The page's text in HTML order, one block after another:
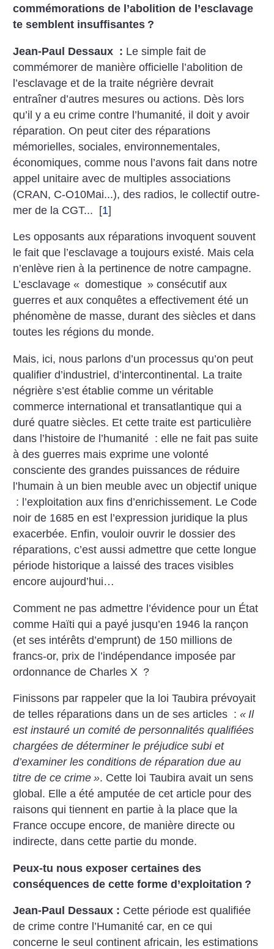
commémorations de l’abolition de l’esclavage
te semblent insuffisantes ?
Jean-Paul Dessaux : Le simple fait de
commémorer de manière officielle l’abolition de
l’esclavage et de la traite négrière devrait
entraîner d’autres mesures ou actions. Dès lors
qu’il y a eu crime contre l’humanité, il doit y avoir
réparation. On peut citer des réparations
mémorielles, sociales, environnementales,
économiques, comme nous l’avons fait dans notre
appel unitaire avec de multiples associations
(CRAN, C-O10Mai...), des radios, le collectif outre-
mer de la CGT... [1]
Les opposants aux réparations invoquent souvent
le fait que l’esclavage a toujours existé. Mais cela
n’enlève rien à la pertinence de notre campagne.
L’esclavage « domestique » consécutif aux
guerres et aux conquêtes a effectivement été un
phénomène de masse, durant des siècles et dans
toutes les régions du monde.
Mais, ici, nous parlons d’un processus qu’on peut
qualifier d’industriel, d’intercontinental. La traite
négrière s’est établie comme un véritable
commerce international et transatlantique qui a
duré quatre siècles. Et cette traite est particulière
dans l’histoire de l’humanité : elle ne fait pas suite
à des guerres mais exprime une volonté
consciente des grandes puissances de réduire
l’humain à un bien meuble avec un objectif unique
: l’exploitation aux fins d’enrichissement. Le Code
noir de 1685 en est l’expression juridique la plus
exacerbée. Enfin, vouloir ouvrir le dossier des
réparations, c’est aussi admettre que cette longue
période historique a laissé des traces visibles
encore aujourd’hui…
Comment ne pas admettre l’évidence pour un État
comme Haïti qui a payé jusqu’en 1946 la rançon
(et ses intérêts d’emprunt) de 150 millions de
francs-or, prix de l’indépendance imposée par
ordonnance de Charles X ?
Finissons par rappeler que la loi Taubira prévoyait
de telles réparations dans un de ses articles :« Il
est instauré un comité de personnalités qualifiées
chargées de déterminer le préjudice subi et
d’examiner les conditions de réparation due au
titre de ce crime ». Cette loi Taubira avait un sens
global. Elle a été amputée de cet article pour des
raisons qui tiennent en partie à la place que la
France occupe encore, de manière directe ou
indirecte, dans cette partie du monde.
Peux-tu nous exposer certaines des
conséquences de cette forme d’exploitation ?
Jean-Paul Dessaux : Cette période est qualifiée
de crime contre l’Humanité car, en ce qui
concerne le seul continent africain, les estimations